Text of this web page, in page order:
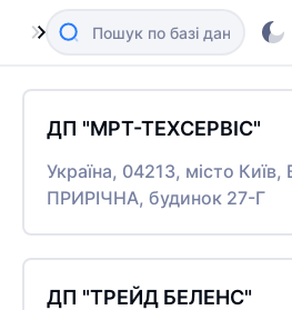
ДП "МРТ-ТЕХСЕРВІС"
Україна, 04213, місто
ПРИРІЧНА, будинок 27-Г
ДП "ТРЕЙД БЕЛЕНС"